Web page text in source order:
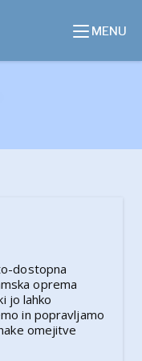
MENU
dostopna
oprema
jo lahko
in popravljamo
omejitve